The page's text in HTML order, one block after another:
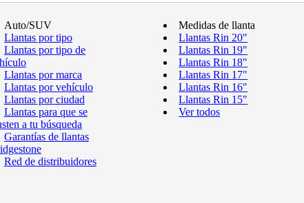
Auto/SUV
Llantas por tipo
Llantas por tipo de
Llantas por marca
Llantas por vehículo
Llantas por ciudad
Llantas para que se
a tu búsqueda
Garantías de llantas
Red de distribuidores
Medidas de llanta
Llantas Rin 20"
Llantas Rin 19"
Llantas Rin 18"
Llantas Rin 17"
Llantas Rin 16"
Llantas Rin 15"
Ver todos